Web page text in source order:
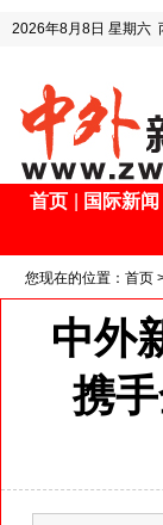
2026年8月8日 星期六
首页 国际新闻
您现在的位置： 首页
中外
携